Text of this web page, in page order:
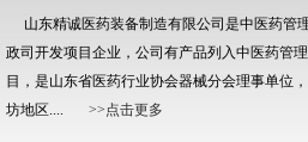
山东精诚医药装备制造有限公司是中医药管
政司开发项目企业，公司有产品列入中医药管
目，是山东省医药行业协会器械分会理事单位
坊地区.... >>点击更多